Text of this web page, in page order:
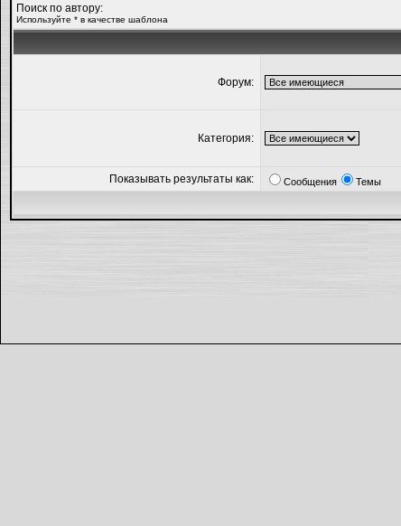
Поиск по автору:
Используйте * в качестве шаблона
Форум:
Категория:
Показывать результаты как: Сообщения Темы